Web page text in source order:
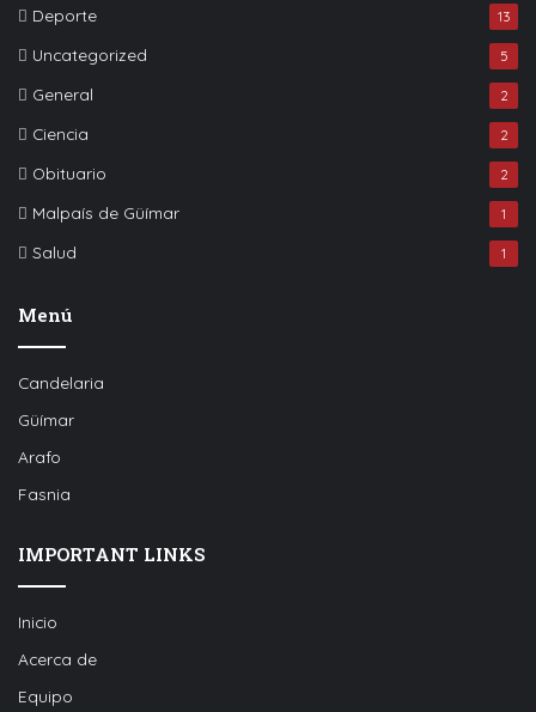
Deporte 13
Uncategorized 5
General 2
Ciencia 2
Obituario 2
Malpaís de Güímar 1
Salud 1
Menú
Candelaria
Güímar
Arafo
Fasnia
IMPORTANT LINKS
Inicio
Acerca de
Equipo